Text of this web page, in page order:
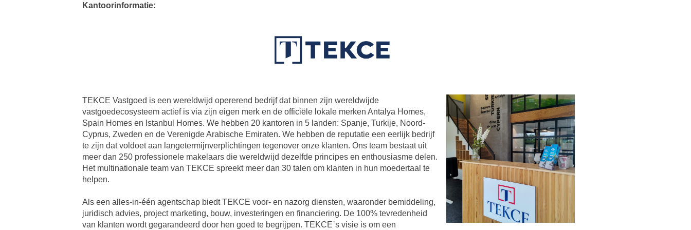
Kantoorinformatie:
TEKCE Vastgoed is een wereldwijd opererend bedrijf dat binnen zijn wereldwijde
vastgoedecosysteem actief is via zijn eigen merk en de officiële lokale merken Antalya Homes,
Spain Homes en Istanbul Homes. We hebben 20 kantoren in 5 landen: Spanje, Turkije, Noord-
Cyprus, Zweden en de Verenigde Arabische Emiraten. We hebben de reputatie een eerlijk bedrijf
te zijn dat voldoet aan langetermijnverplichtingen tegenover onze klanten. Ons team bestaat uit
meer dan 250 professionele makelaars die wereldwijd dezelfde principes en enthousiasme delen.
Het multinationale team van TEKCE spreekt meer dan 30 talen om klanten in hun moedertaal te
helpen.
Als een alles-in-één agentschap biedt TEKCE voor- en nazorg diensten, waaronder bemiddeling,
juridisch advies, project marketing, bouw, investeringen en financiering. De 100% tevredenheid
van klanten wordt gegarandeerd door hen goed te begrijpen. TEKCE`s visie is om een